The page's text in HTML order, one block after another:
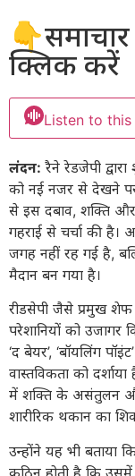
क्लिक करें
Listen to this
लंदन: रैने रेडजेपी
को नई नजर से देखने
से इस दबाव, शक्ति और
गहराई से चर्चा की
जगह नहीं रह गई है,
मैदान बन गया है।
रीडसेपी जैसे प्रमुख शेफ
परेशानियों को उजागर
‘द बेयर’, ‘बॉयलिंग
वास्तविकता को
में शक्ति के असंतुलन
शारीरिक थकान का
उन्होंने यह भी बताया
कठिन होती है कि